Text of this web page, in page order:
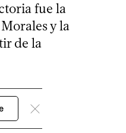
fue la
y la
de la